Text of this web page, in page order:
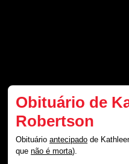
Obituário de
Robertson
Obituárioantecipado de
quenão é morta).